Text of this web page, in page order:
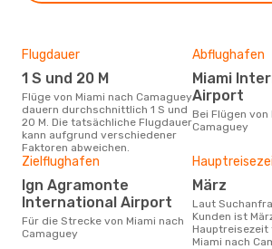
Flugdauer
1 S und 20 M
Flüge von Miami nach Camaguey
dauern durchschnittlich 1 S und
20 M. Die tatsächliche Flugdauer
kann aufgrund verschiedener
Faktoren abweichen.
Abflughafen
Miami International
Airport
Bei Flügen von Miami nach
Camaguey
Zielflughafen
Ign Agramonte
International Airport
Für die Strecke von Miami nach
Camaguey
März
Laut Suchanfragen unserer
Kunden ist
Hauptreisezeit
Miami nach